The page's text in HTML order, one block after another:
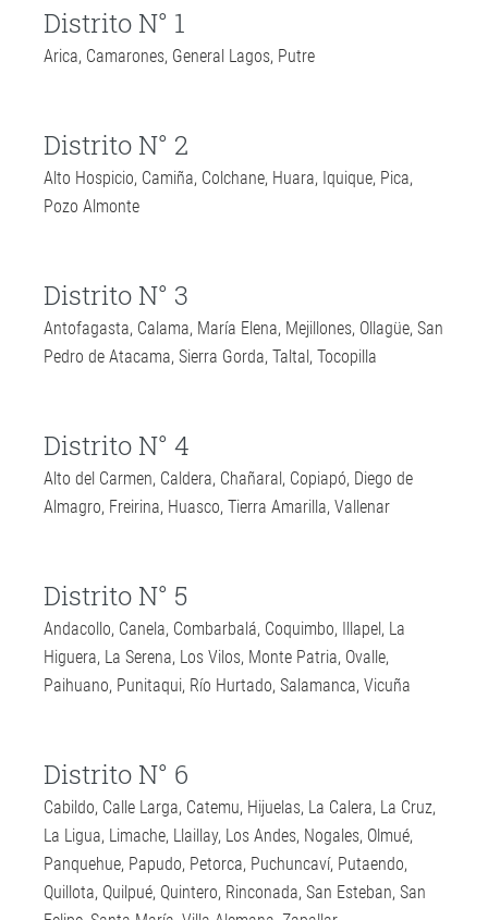
Distrito N° 1
Arica, Camarones, General Lagos, Putre
Distrito N° 2
Alto Hospicio, Camiña, Colchane, Huara, Iquique, Pica,
Pozo Almonte
Distrito N° 3
Antofagasta, Calama, María Elena, Mejillones, Ollagüe, San
Pedro de Atacama, Sierra Gorda, Taltal, Tocopilla
Distrito N° 4
Alto del Carmen, Caldera, Chañaral, Copiapó, Diego de
Almagro, Freirina, Huasco, Tierra Amarilla, Vallenar
Distrito N° 5
Andacollo, Canela, Combarbalá, Coquimbo, Illapel, La
Higuera, La Serena, Los Vilos, Monte Patria, Ovalle,
Paihuano, Punitaqui, Río Hurtado, Salamanca, Vicuña
Distrito N° 6
Cabildo, Calle Larga, Catemu, Hijuelas, La Calera, La Cruz,
La Ligua, Limache, Llaillay, Los Andes, Nogales, Olmué,
Panquehue, Papudo, Petorca, Puchuncaví, Putaendo,
Quillota, Quilpué, Quintero, Rinconada, San Esteban, San